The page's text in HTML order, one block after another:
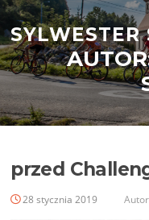
Przejdź
do
treściSYLWESTER
przed
28 stycznia 2019